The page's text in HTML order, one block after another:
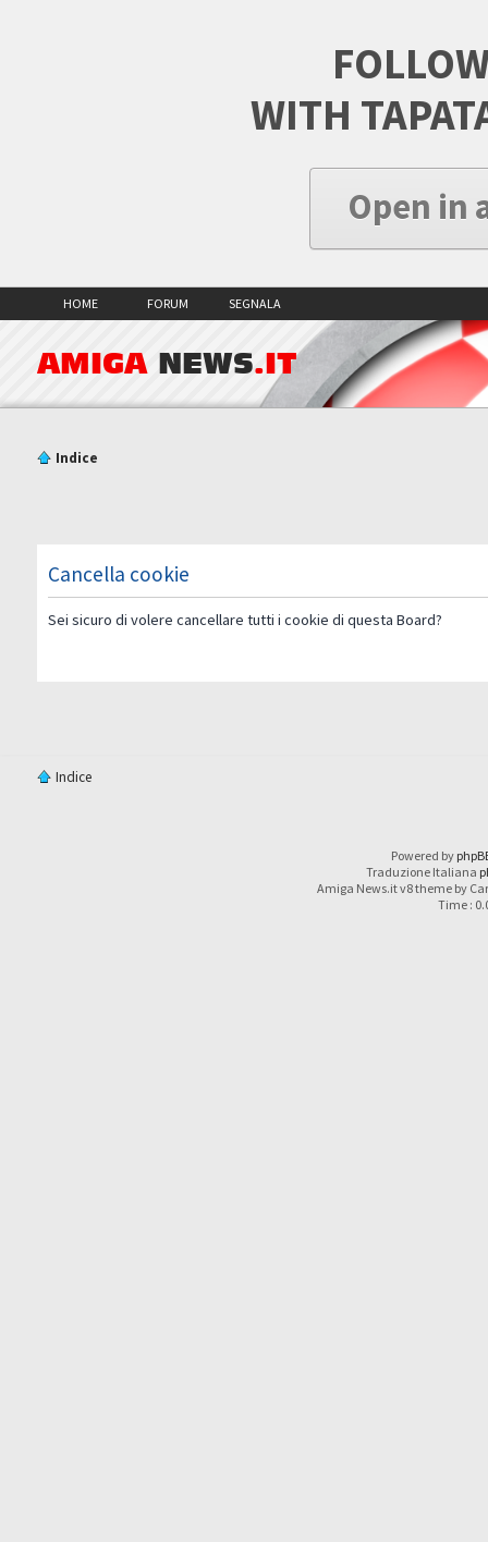
WITH
Open in
HOME FORUM SEGNALA
AMIGA NEWS.IT
Indice
Cancella cookie
Sei sicuro di volere cancellare tutti i cookie di questa Board?
Indice
Powered by
Traduzione Italiana
Amiga News.it v8 theme by
Time :